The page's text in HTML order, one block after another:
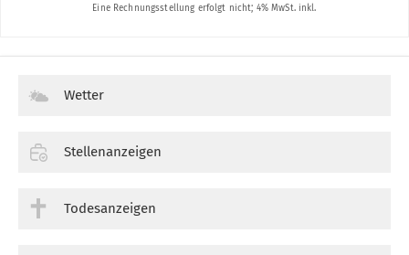
Wetter
Stellenanzeigen
Todesanzeigen